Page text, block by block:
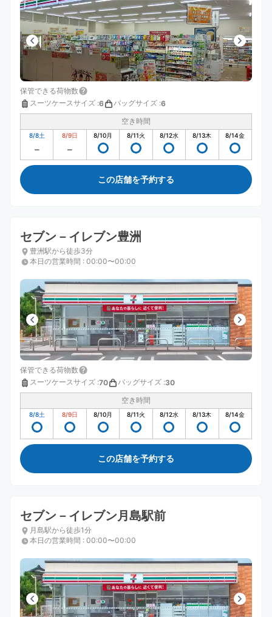
保管できる荷物数
スーツケースサイズ :6 バッグサイズ :6
空き時間
8/8土 8/9日 8/10月 8/11火 8/12水 8/13木 8/14金
この店舗を予約する
セブン－イレブン豊洲
豊洲駅から徒歩3分
本日の営業時間 : 00:00〜00:00
保管できる荷物数
スーツケースサイズ :70 バッグサイズ :30
空き時間
8/8土 8/9日 8/10月 8/11火 8/12水 8/13木 8/14金
この店舗を予約する
セブン－イレブン月島駅前
月島駅から徒歩1分
本日の営業時間 : 00:00〜00:00